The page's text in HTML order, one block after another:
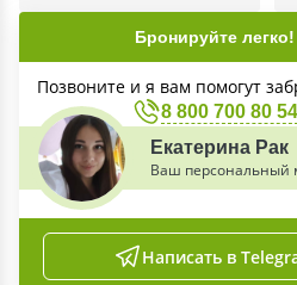
Бронируйте легко!
Позвоните и я вам помогут
8 800 700 80 54
Екатерина Рак
Ваш персональный
Написать в